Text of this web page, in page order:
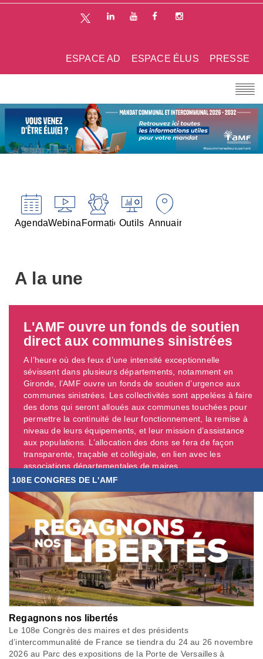
PRESSE
ESPACE ÉLUS
ESPACE AD
AgendaWebinairesFormationsOutils Annuaires
A la une
L'AMF ouvre un fonds de soutien
direct aux communes sinistrées
A l’heure où des feux d’une intensité exceptionnelle
sévissent dans plusieurs départements, notamment en
Gironde, l’AMF ouvre un fonds de soutien d’urgence aux
communes sinistrées. Les collectivités sont appelées à faire
des dons qui seront alloués aux communes touchées pour
permettre la continuité de leur fonctionnement, la remise à
niveau de leurs équipements, et leur mission d’assistance
aux populations. L’allocation des dons se fera de façon
transparente, traçable et collégiale, en lien avec les
associations départementales de maires. ...
108E CONGRES DE L'AMF
Regagnons nos libertés
Le 108e Congrès des maires et des présidents
d’intercommunalité de France se tiendra du 24 au 26 novembre
2026 au Parc des expositions de la Porte de Versailles à